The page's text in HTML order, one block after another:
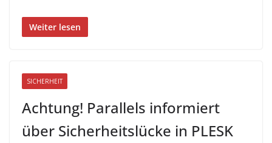
Weiter lesen
SICHERHEIT
Achtung! Parallels informiert
über Sicherheitslücke in PLESK